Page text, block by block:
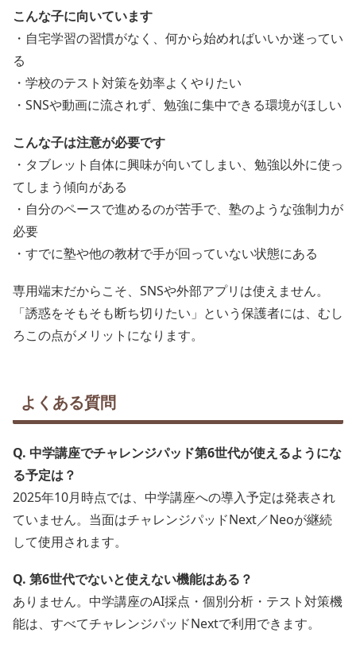
こんな子に向いています
・自宅学習の習慣がなく、何から始めればいいか迷ってい
る
・学校のテスト対策を効率よくやりたい
・SNSや動画に流されず、勉強に集中できる環境がほしい
こんな子は注意が必要です
・タブレット自体に興味が向いてしまい、勉強以外に使っ
てしまう傾向がある
・自分のペースで進めるのが苦手で、塾のような強制力が
必要
・すでに塾や他の教材で手が回っていない状態にある
専用端末だからこそ、SNSや外部アプリは使えません。
「誘惑をそもそも断ち切りたい」という保護者には、むし
ろこの点がメリットになります。
よくある質問
Q. 中学講座でチャレンジパッド第6世代が使えるようにな
る予定は？
2025年10月時点では、中学講座への導入予定は発表され
ていません。当面はチャレンジパッドNext／Neoが継続
して使用されます。
Q. 第6世代でないと使えない機能はある？
ありません。中学講座のAI採点・個別分析・テスト対策機
能は、すべてチャレンジパッドNextで利用できます。